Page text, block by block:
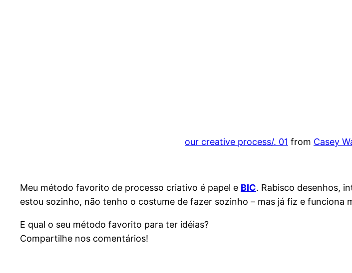
our creative process/. 01 from Casey
Meu método favorito de processo criativo é papel e BIC. Rabisco desenhos,
estou sozinho, não tenho o costume de fazer sozinho – mas já fiz e funciona
E qual o seu método favorito para ter idéias?
Compartilhe nos comentários!